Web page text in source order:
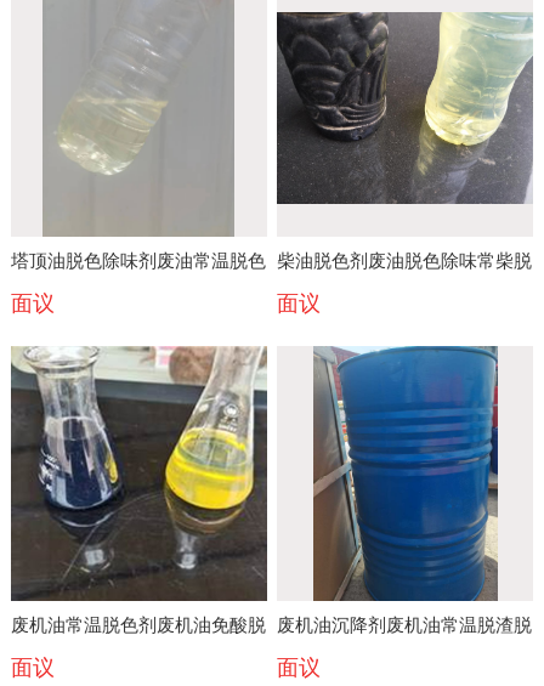
塔顶油脱色除味剂废油常温脱色
除味
面议
柴油脱色剂废油脱色除味常柴脱
色脱胶沉杂质
面议
废机油常温脱色剂废机油免酸脱
色脱渣除味
面议
废机油沉降剂废机油常温脱渣脱
胶剂
面议